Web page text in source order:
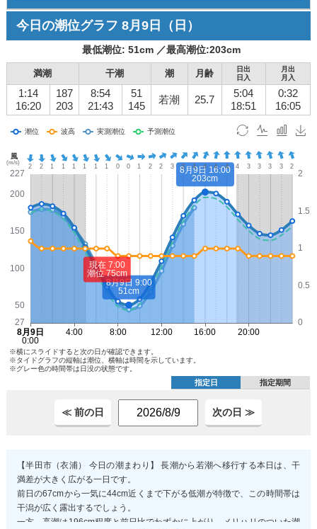
今日の潮位グラフ 8月9日 （日）
最低潮位: 51cm ／最高潮位:203cm
満潮 干潮 潮 月齢
日出
日入
月出
月入
1:14
16:20
187
203
8:54
21:43
51
145
若潮 25.7
5:04
18:51
0:32
16:05
※横にスライドすると次の日が確認できます。
※タイドグラフの縦軸は潮位、横軸は時間を示しています。
※グレー色の時間帯は日没の状態です。
指定日 指定期間
≪ 前の日 次の日 ≫
【半田市（衣浦） 今日の潮まわり】 長潮から若潮へ移行する本日は、干
満差が大きく広がる一日です。
前日の67cmから一気に44cm近くまで下がる低潮が特徴で、この時間帯は
干潟が広く露出するでしょう。
一方、高潮は196cm程度と前日比でわずかに上がり、メリハリのついた潮